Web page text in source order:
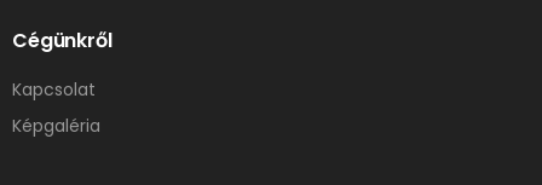
Cégünkről
Kapcsolat
Képgaléria